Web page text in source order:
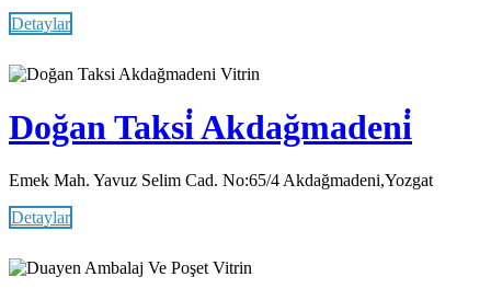
Detaylar
Vitrin
Doğan Taksi̇ Akdağmadeni̇
Emek Mah. Yavuz Selim Cad. No:65/4 Akdağmadeni,Yozgat
Detaylar
Vitrin